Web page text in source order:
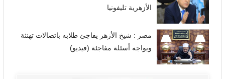
الأزهرية تليفونيا
مصر : شيخ الأزهر يفاجئ طلابه باتصالات تهنئة
ويواجه أسئلة مفاجئة (فيديو)